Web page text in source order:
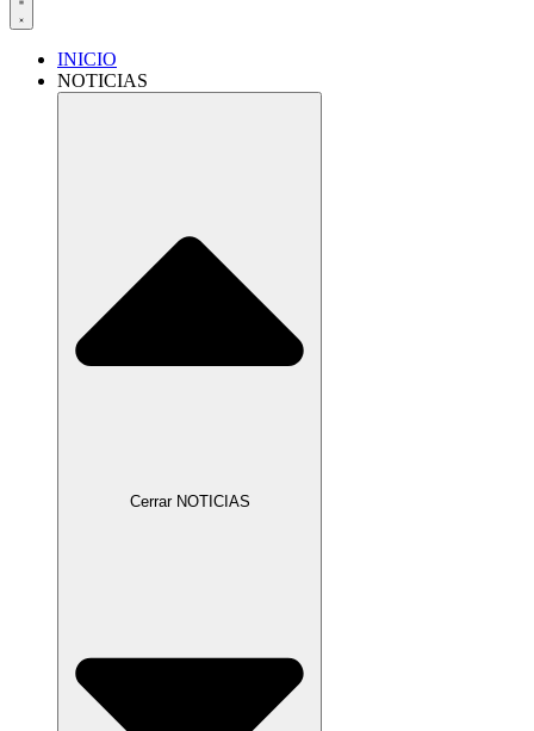
INICIO
NOTICIAS
Cerrar NOTICIAS